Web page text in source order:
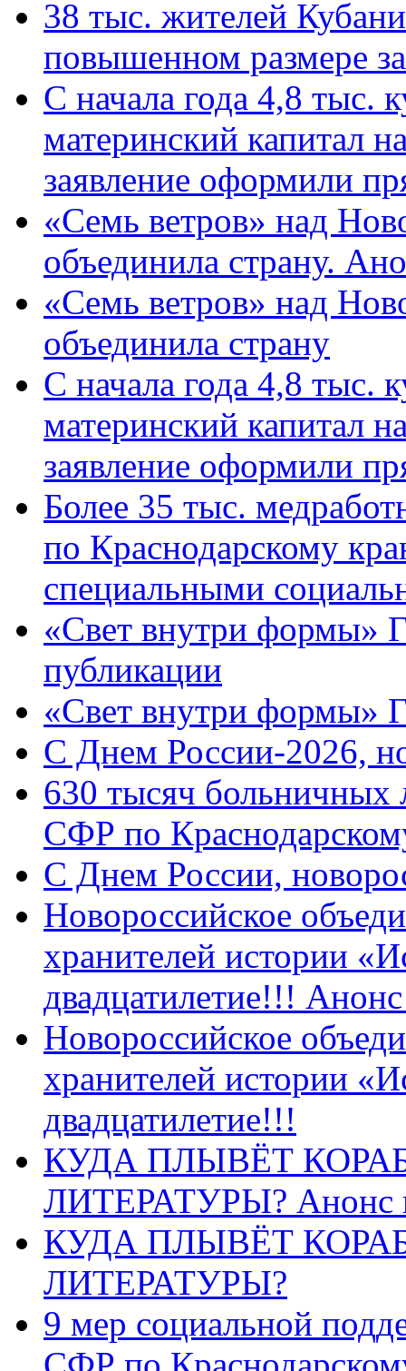
38 тыс. жителей
повышенном размере
С начала года 4,8 тыс.
материнский капитал
заявление оформили
«Семь ветров» над
объединила страну.
«Семь ветров» над
объединила страну
С начала года 4,8 тыс.
материнский капитал
заявление оформили
Более 35 тыс.
по Краснодарскому
специальными
«Свет внутри формы»
публикации
«Свет внутри формы»
C Днем России-2026,
630 тысяч больничных
СФР по
C Днем России,
Новороссийское
хранителей истории
двадцатилетие!!!
Новороссийское
хранителей истории
двадцатилетие!!!
КУДА ПЛЫВЁТ
ЛИТЕРАТУРЫ? Анонс
КУДА ПЛЫВЁТ
ЛИТЕРАТУРЫ?
9 мер социальной